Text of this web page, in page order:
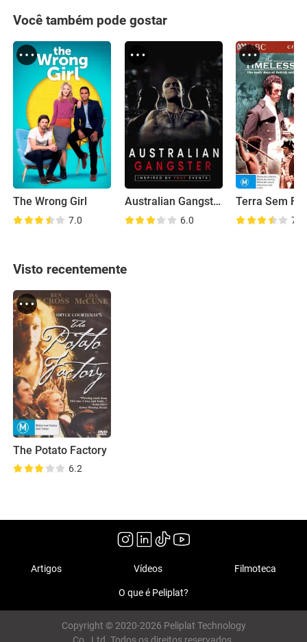
Você também pode gostar
The Wrong Girl
7.0
Australian Gangster
6.0
Terra Sem
7.9
Visto recentemente
The Potato Factory
6.2
Artigos Vídeos Filmoteca
O que é Peliplat?
Copyright © 2020-2026 Peliplat Technology
Co., Ltd. Todos os direitos reservados.